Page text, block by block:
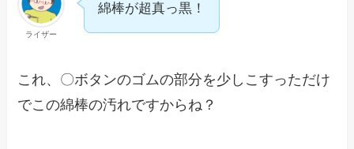
ライザー
綿棒が超真っ黒！
これ、〇ボタンのゴムの部分を少しこすっただけ
でこの綿棒の汚れですからね？